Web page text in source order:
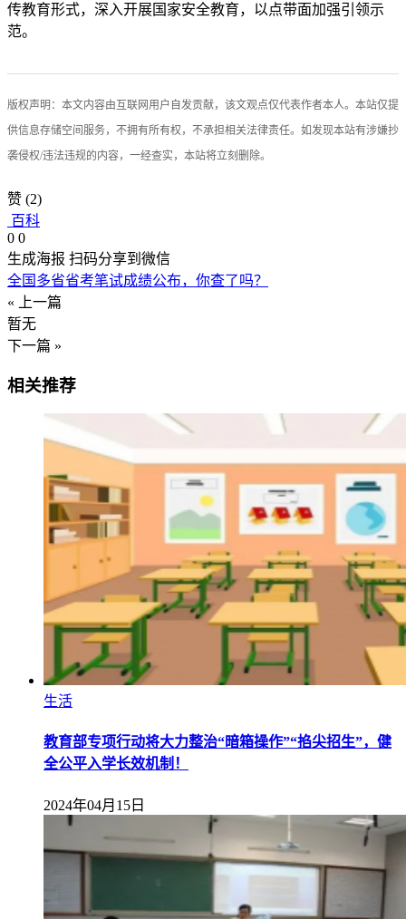
传教育形式，深入开展国家安全教育，以点带面加强引领示
范。
版权声明：本文内容由互联网用户自发贡献，该文观点仅代表作者本人。本站仅提
供信息存储空间服务，不拥有所有权，不承担相关法律责任。如发现本站有涉嫌抄
袭侵权/违法违规的内容，一经查实，本站将立刻删除。
赞 (2)
百科
0 0
生成海报 扫码分享到微信
全国多省省考笔试成绩公布，你查了吗？
« 上一篇
暂无
下一篇 »
相关推荐
生活
教育部专项行动将大力整治“暗箱操作”“掐尖招生”，健
全公平入学长效机制！
2024年04月15日